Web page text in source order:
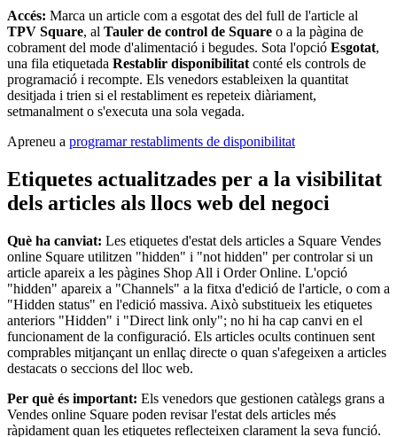
Descobrir
Plataforma per a desenvolupadors
Centre d'aplicacions
No tens cap article a la cistella
Compra hardware
Mostra la cistella
Historial de comandes
Accés: Marca un article com a esgotat des del full de l'article al
TPV Square, al Tauler de control de Square o a la pàgina de
cobrament del mode d'alimentació i begudes. Sota l'opció Esgotat,
una fila etiquetada Restablir disponibilitat conté els controls de
programació i recompte. Els venedors estableixen la quantitat
desitjada i trien si el restabliment es repeteix diàriament,
setmanalment o s'executa una sola vegada.
Apreneu a programar restabliments de disponibilitat
Etiquetes actualitzades per a la visibilitat
dels articles als llocs web del negoci
Què ha canviat: Les etiquetes d'estat dels articles a Square Vendes
online Square utilitzen "hidden" i "not hidden" per controlar si un
article apareix a les pàgines Shop All i Order Online. L'opció
"hidden" apareix a "Channels" a la fitxa d'edició de l'article, o com a
"Hidden status" en l'edició massiva. Això substitueix les etiquetes
anteriors "Hidden" i "Direct link only"; no hi ha cap canvi en el
funcionament de la configuració. Els articles ocults continuen sent
comprables mitjançant un enllaç directe o quan s'afegeixen a articles
destacats o seccions del lloc web.
Per què és important: Els venedors que gestionen catàlegs grans a
Vendes online Square poden revisar l'estat dels articles més
ràpidament quan les etiquetes reflecteixen clarament la seva funció.